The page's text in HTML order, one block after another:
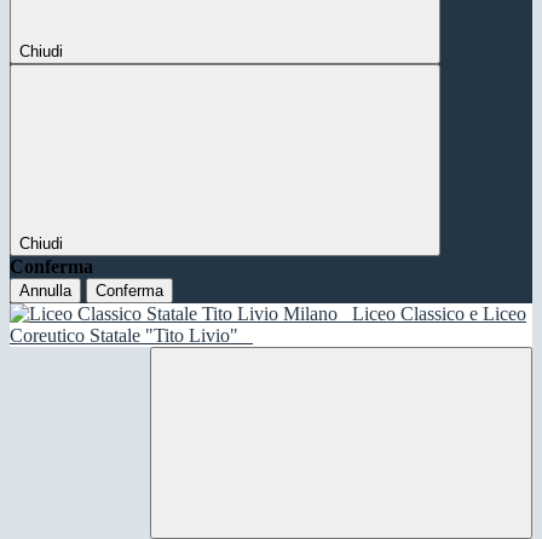
Chiudi
Chiudi
Conferma
Annulla Conferma
Liceo Classico e Liceo
Coreutico Statale "Tito Livio"